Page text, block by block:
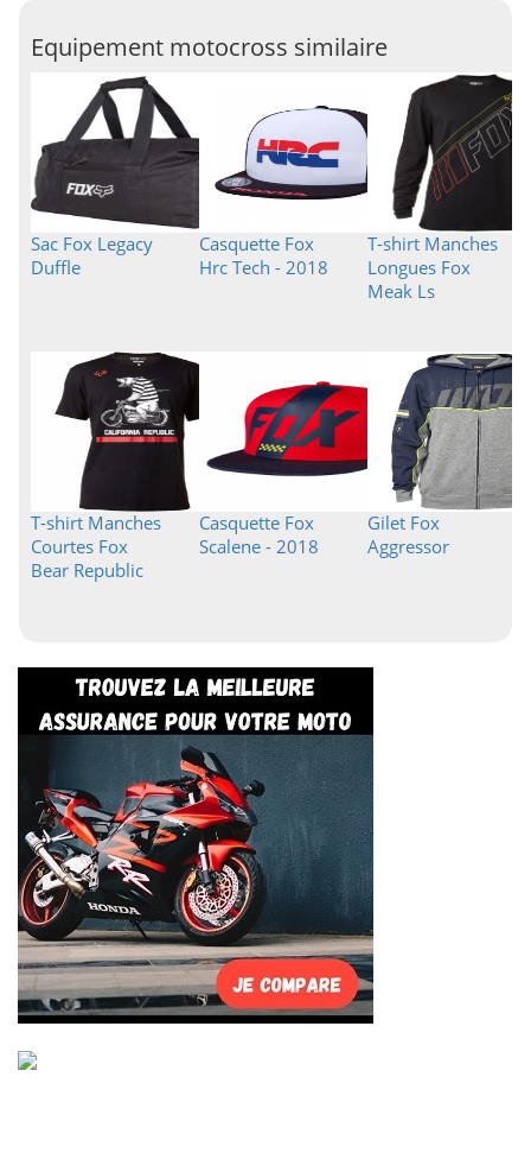
Equipement motocross similaire
Sac Fox Legacy
Duffle
Casquette Fox
Hrc Tech - 2018
T-shirt Manches
Longues Fox
Meak Ls
T-shirt Manches
Courtes Fox
Bear Republic
Casquette Fox
Scalene - 2018
Gilet Fox
Aggressor